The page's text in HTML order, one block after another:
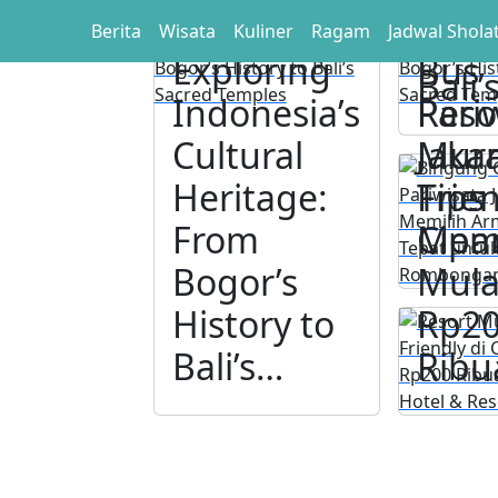
Berita Wisata Kuliner Ragam Jadwal
Exploring
Indonesia’s
Cultural
Heritage:
From
Bogor’s
History to
Bali’s…
Cari
Bus
Tips